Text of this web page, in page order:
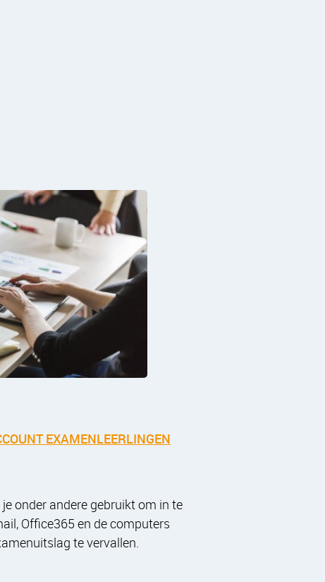
EXAMENLEERLINGEN
onder andere gebruikt om in te
Office365 en de computers
te vervallen.